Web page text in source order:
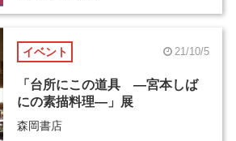
イベント 21/10/5
「台所にこの道具 ―宮本しば
にの素描料理―」展
森岡書店